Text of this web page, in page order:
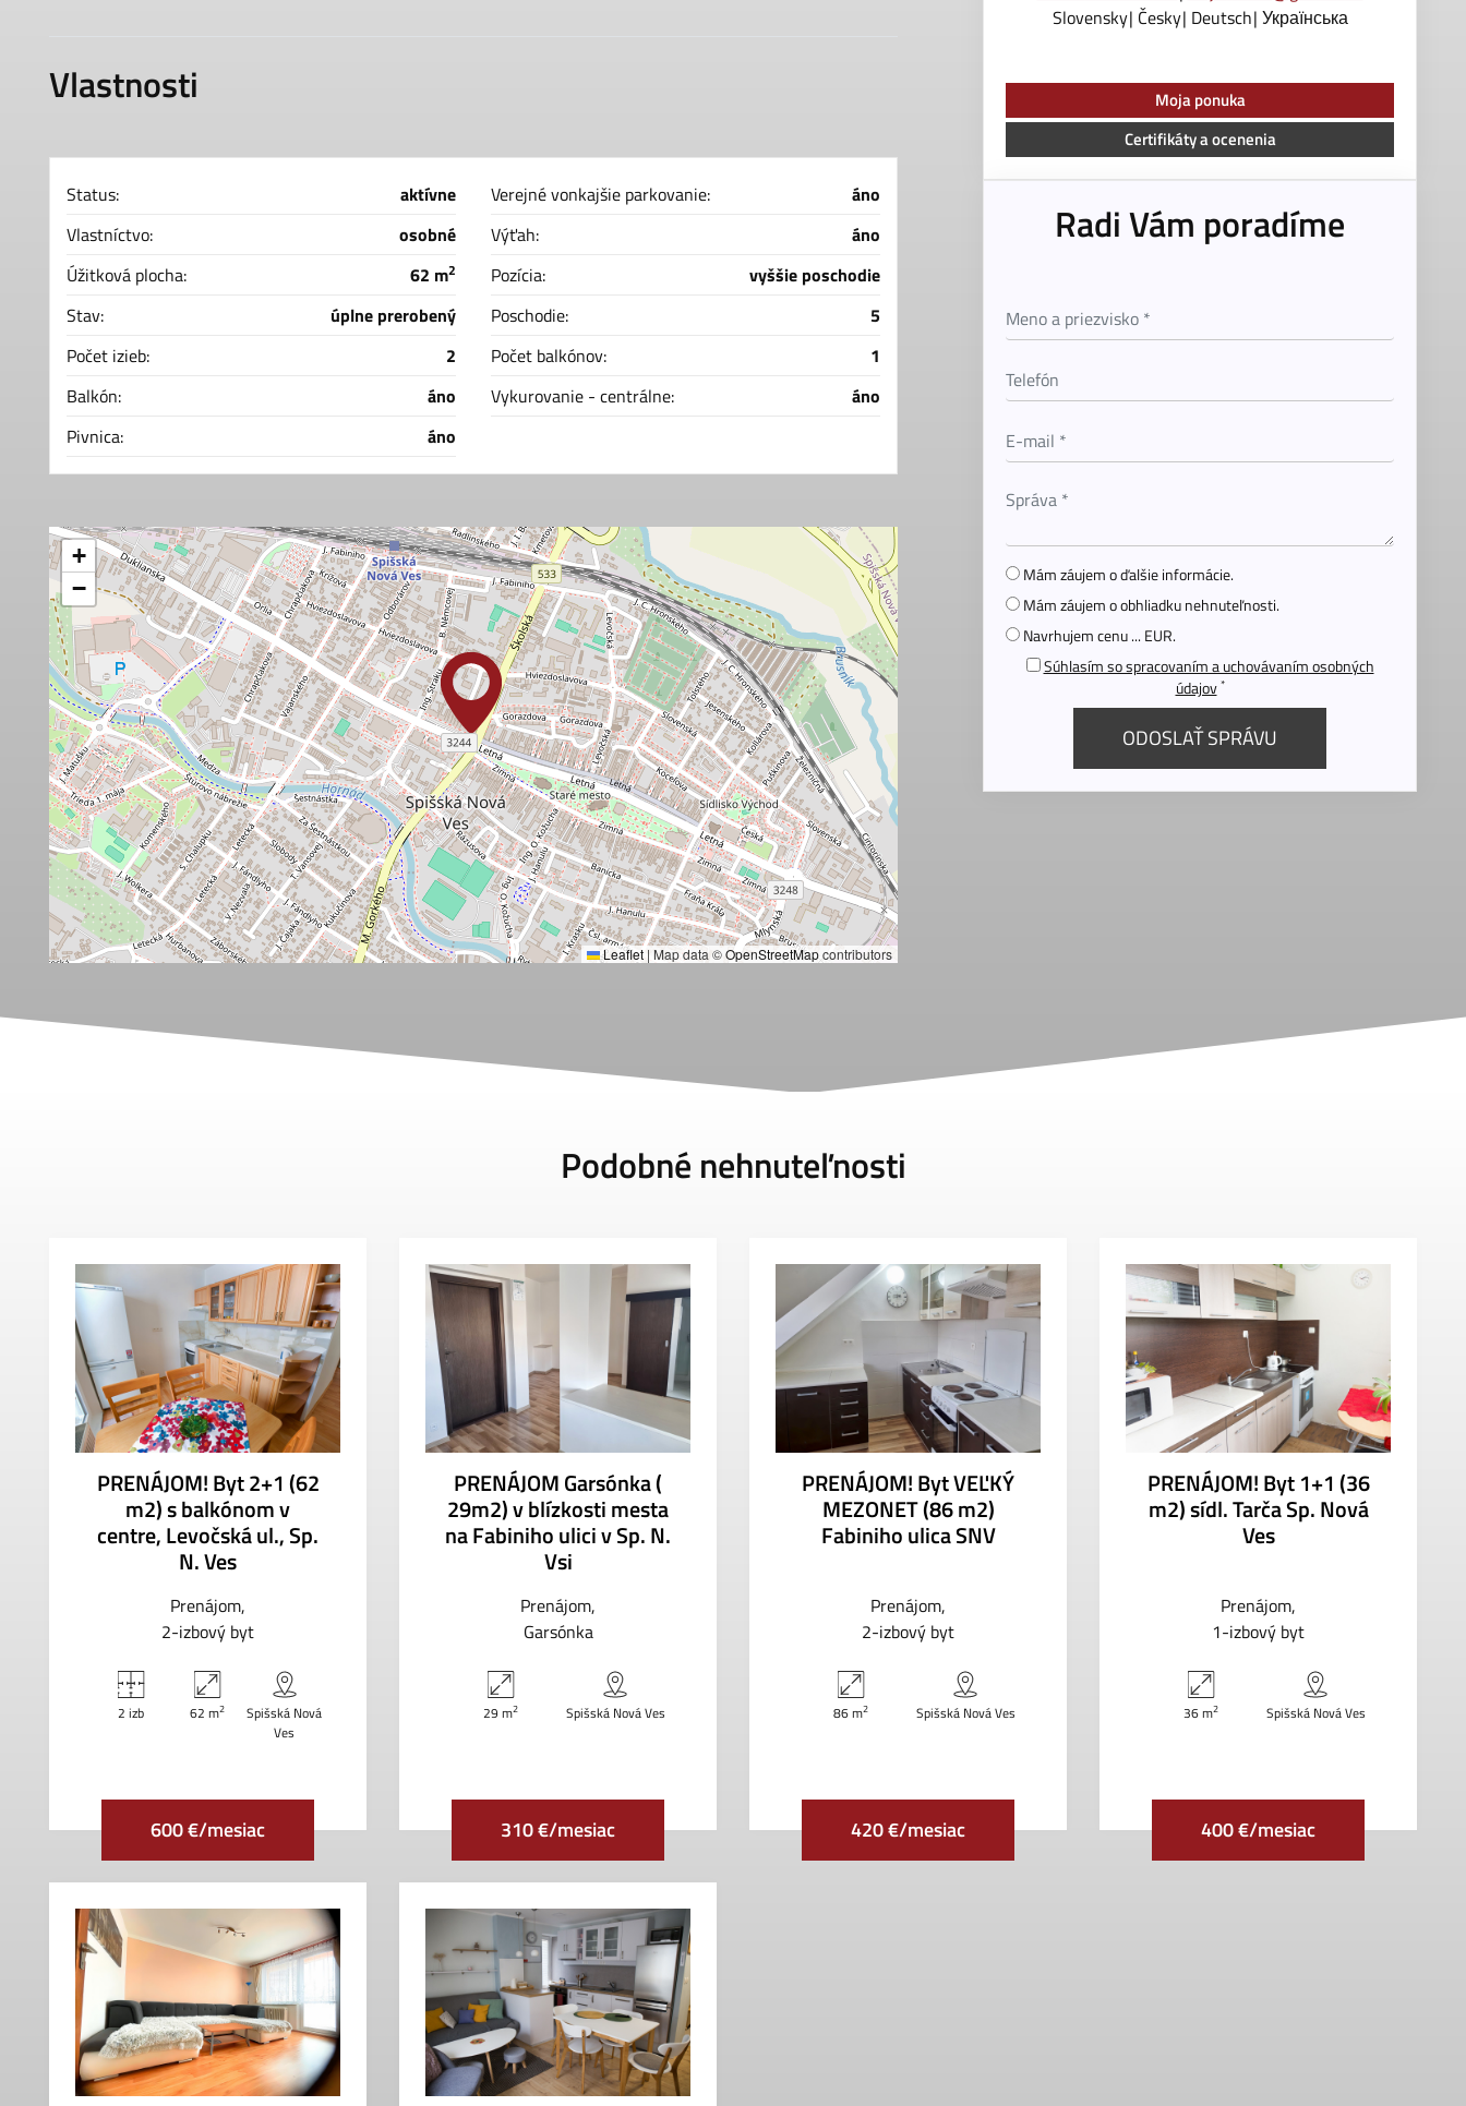
Vlastnosti
Status:
aktívne
Vlastníctvo:
osobné
Úžitková plocha:
62 m2
Stav:
úplne prerobený
Počet izieb:
2
Balkón:
áno
Pivnica:
áno
Verejné vonkajšie parkovanie:
áno
Výťah:
áno
Pozícia:
vyššie poschodie
Poschodie:
5
Počet balkónov:
1
Vykurovanie - centrálne:
áno
+
−
Leaflet | Map data ©OpenStreetMapcontributors
Slovensky Česky Deutsch Українська
Moja ponuka
Certifikáty a ocenenia
Radi Vám poradíme
Mám záujem o ďalšie informácie.
Mám záujem o obhliadku nehnuteľnosti.
Navrhujem cenu ... EUR.
Súhlasím so spracovaním a uchovávaním osobných
údajov *
Podobné nehnuteľnosti
PRENÁJOM! Byt 2+1 (62
m2) s balkónom v
centre, Levočská ul., Sp.
N. Ves
Prenájom
2-izbový byt
2 izb 62 m2
Spišská Nová
Ves
600 €/mesiac
PRENÁJOM Garsónka (
29m2) v blízkosti mesta
na Fabiniho ulici v Sp. N.
Vsi
Prenájom
Garsónka
29 m2 Spišská Nová Ves
310 €/mesiac
PRENÁJOM! Byt VEĽKÝ
MEZONET (86 m2)
Fabiniho ulica SNV
Prenájom
2-izbový byt
86 m2 Spišská Nová Ves
420 €/mesiac
PRENÁJOM! Byt 1+1 (36
m2) sídl. Tarča Sp. Nová
Ves
Prenájom
1-izbový byt
36 m2 Spišská Nová Ves
400 €/mesiac